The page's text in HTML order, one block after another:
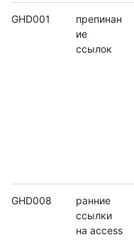
GHD001
препинан
ие
ссылок
GHD008
ранние
ссылки
на access